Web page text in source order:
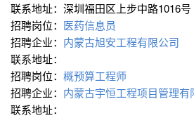
联系地址：深圳福田区上步中路1016号
招聘岗位： 医药信息员
招聘企业： 内蒙古旭安工程有限公司
联系地址：
招聘岗位： 概预算工程师
招聘企业： 内蒙古宇恒工程项目管理有
联系地址：